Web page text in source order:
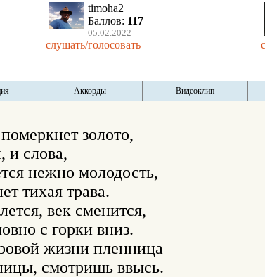
timoha2
Баллов: 117
05.02.2022
слушать/голосовать
Аккорды Видеоклип
золото,
и слова,
нежно молодость,
тихая трава.
век сменится,
с горки вниз.
жизни пленница
смотришь ввысь.